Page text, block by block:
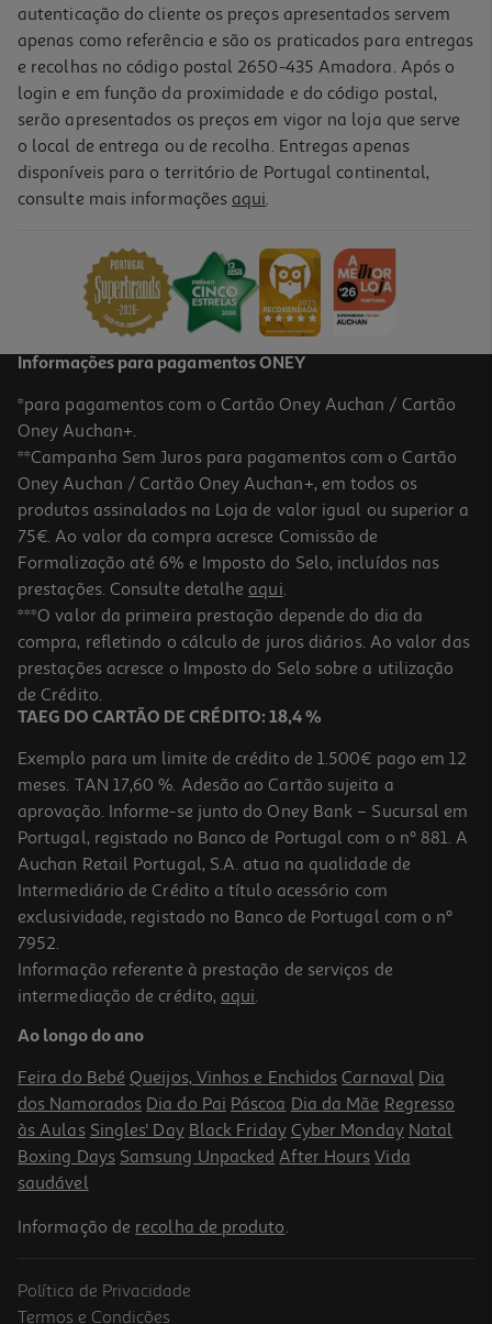
-5%
4.8
Monitor Gaming Lg 24g411b-B 24" Fhd 144 Hz
Price reduced from
94,99 €
5.0
Rato Gaming Razer Basilisk V3
49.99 €/un
49,99 €
Rato Gaming Razer Cobra Rgb 8500 Dpi
39.99 €/un
39,99 €
autenticação do cliente os preços apresentados servem
apenas como referência e são os praticados para entregas
e recolhas no código postal 2650-435 Amadora. Após o
login e em função da proximidade e do código postal,
serão apresentados os preços em vigor na loja que serve
o local de entrega ou de recolha. Entregas apenas
disponíveis para o território de Portugal continental,
consulte mais informações aqui.
Informações para pagamentos ONEY
*para pagamentos com o Cartão Oney Auchan / Cartão
Oney Auchan+.
**Campanha Sem Juros para pagamentos com o Cartão
Oney Auchan / Cartão Oney Auchan+, em todos os
produtos assinalados na Loja de valor igual ou superior a
75€. Ao valor da compra acresce Comissão de
Formalização até 6% e Imposto do Selo, incluídos nas
prestações. Consulte detalhe aqui.
***O valor da primeira prestação depende do dia da
compra, refletindo o cálculo de juros diários. Ao valor das
prestações acresce o Imposto do Selo sobre a utilização
de Crédito.
TAEG DO CARTÃO DE CRÉDITO: 18,4 %
Exemplo para um limite de crédito de 1.500€ pago em 12
meses. TAN 17,60 %. Adesão ao Cartão sujeita a
aprovação. Informe-se junto do Oney Bank – Sucursal em
Portugal, registado no Banco de Portugal com o nº 881. A
Auchan Retail Portugal, S.A. atua na qualidade de
Intermediário de Crédito a título acessório com
exclusividade, registado no Banco de Portugal com o nº
7952.
Informação referente à prestação de serviços de
intermediação de crédito, aqui.
Ao longo do ano
Feira do Bebé Queijos, Vinhos e Enchidos Carnaval Dia
dos Namorados Dia do Pai Páscoa Dia da Mãe Regresso
às Aulas Singles' Day Black Friday Cyber Monday Natal
Boxing Days Samsung Unpacked After Hours Vida
saudável
Informação de recolha de produto.
Política de Privacidade
Termos e Condições